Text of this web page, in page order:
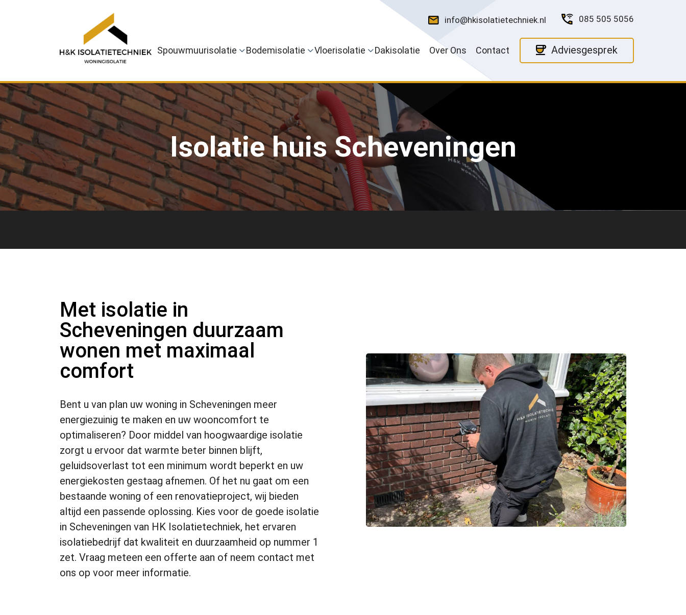
info@hkisolatietechniek.nl 085 505 5056
Spouwmuurisolatie Bodemisolatie Vloerisolatie Dakisolatie Over Ons Contact Adviesgesprek
Isolatie huis Scheveningen
Met isolatie in
Scheveningen duurzaam
wonen met maximaal
comfort
Bent u van plan uw woning in Scheveningen meer
energiezuinig te maken en uw wooncomfort te
optimaliseren? Door middel van hoogwaardige isolatie
zorgt u ervoor dat warmte beter binnen blijft,
geluidsoverlast tot een minimum wordt beperkt en uw
energiekosten gestaag afnemen. Of het nu gaat om een
bestaande woning of een renovatieproject, wij bieden
altijd een passende oplossing. Kies voor de goede isolatie
in Scheveningen van HK Isolatietechniek, het ervaren
isolatiebedrijf dat kwaliteit en duurzaamheid op nummer 1
zet. Vraag meteen een offerte aan of neem contact met
ons op voor meer informatie.